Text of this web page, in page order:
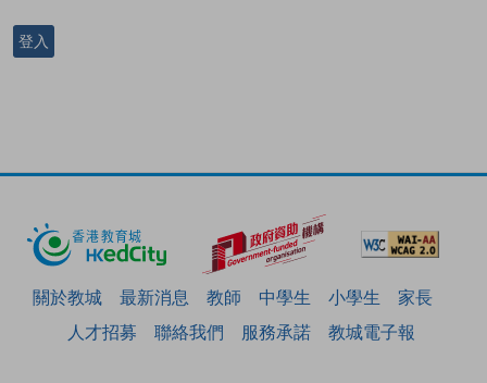
登入
關於教城 最新消息 教師 中學生 小學生
家長
人才招募
聯絡我們 服務承諾 教城電子報